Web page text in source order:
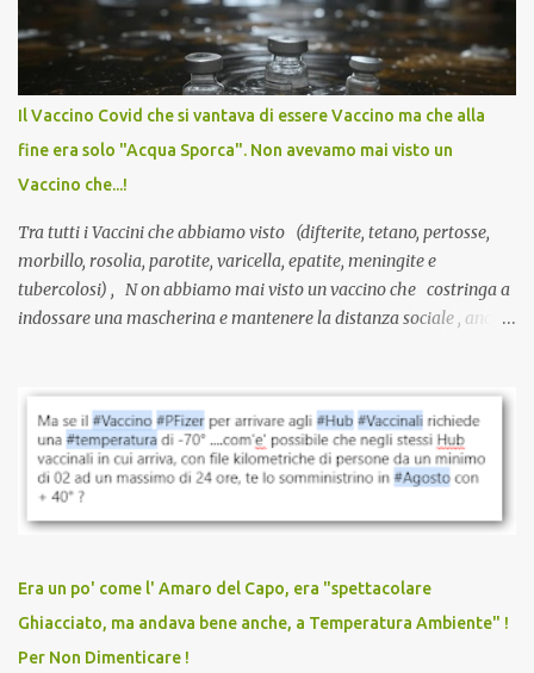
sviluppato in tempi record, con tecnologie mai utilizzate prima su
larga scala, ancora oggetto di studio e di discussione
internazionale serve solo una firma. La tua. Lo si somministra
anche a persone sane, giovani, senza fattori di rischio, spesso già
serve una prescrizione. Non c’è diagnosi. Non c’è presa in carico.
L’unico atto richiesto è una fi...
Il Vaccino Covid che si vantava di essere Vaccino ma che alla
fine era solo "Acqua Sporca". Non avevamo mai visto un
Vaccino che...!
Tra tutti i Vaccini che abbiamo visto (difterite, tetano, pertosse,
morbillo, rosolia, parotite, varicella, epatite, meningite e
tubercolosi) , N on abbiamo mai visto un vaccino che costringa a
indossare una mascherina e mantenere la distanza sociale , anche
vaccinazione. Non avevamo mai sentito parlare di ricompense,
sconti, incentivi per vaccinarsi. Non avevamo mai visto
discriminazioni per coloro che non l’hanno fatto. Se non sei stato
vaccinato, nessuno aveva prima cercato di farti sentire una
persona cattiva. Non avevamo mai visto un vaccino che minacci le
vaccino usato per minacciare i mezzi di sussistenza, il lavoro o la
scuola. Non avevamo mai visto un vaccino che permettesse a un
dodicenne di ignorare il consenso dei genitori. Dopo tutti i vaccini
che abbiamo elencato sopra...
Era un po' come l' Amaro del Capo, era "spettacolare
Ghiacciato, ma andava bene anche, a Temperatura Ambiente" !
Per Non Dimenticare !